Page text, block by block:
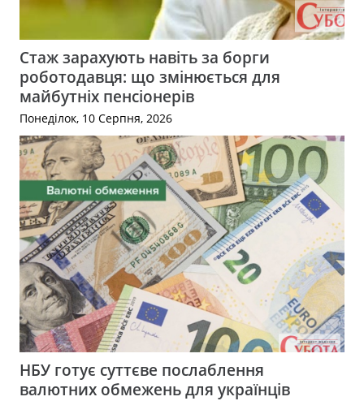
Стаж зарахують навіть за борги
роботодавця: що змінюється для
майбутніх пенсіонерів
Понеділок, 10 Серпня, 2026
НБУ готує суттєве послаблення
валютних обмежень для українців